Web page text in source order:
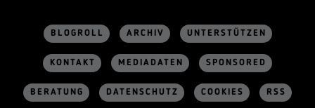
BLOGROLL ARCHIV UNTERSTÜTZEN
KONTAKT MEDIADATEN SPONSORED
BERATUNG DATENSCHUTZ COOKIES RSS